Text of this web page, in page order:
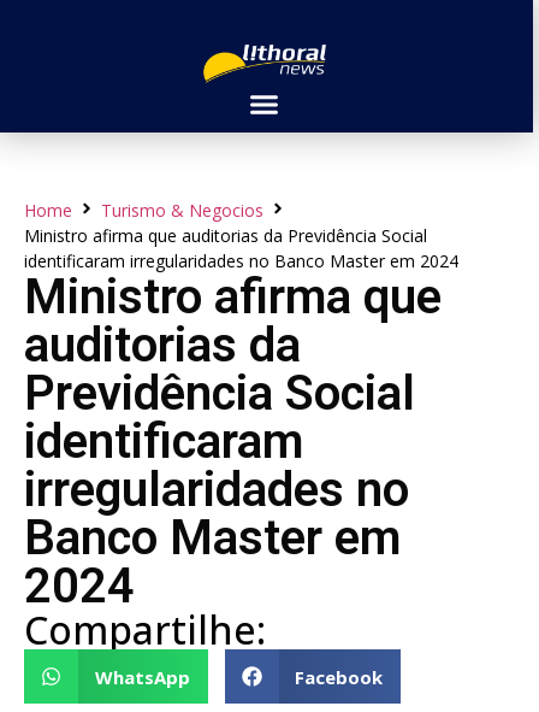
Home
Turismo & Negocios
Ministro afirma que auditorias da Previdência Social
identificaram irregularidades no Banco Master em 2024
Ministro afirma que
auditorias da
Previdência Social
identificaram
irregularidades no
Banco Master em
2024
Compartilhe:
WhatsApp Facebook